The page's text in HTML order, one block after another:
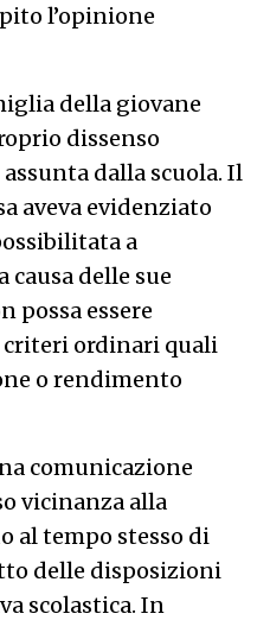
l’opinione
della giovane
dissenso
dalla scuola. Il
aveva evidenziato
a
delle sue
possa essere
criteri ordinari quali
o rendimento
comunicazione
vicinanza alla
al tempo stesso di
delle disposizioni
scolastica. In